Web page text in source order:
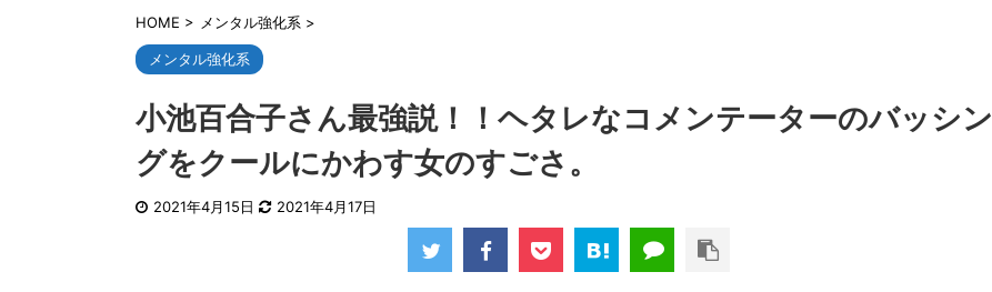
HOME > メンタル強化系 >
メンタル強化系
小池百合子さん最強説！！ヘタレなコメンテーターのバッシン
グをクールにかわす女のすごさ。
2021年4月15日 2021年4月17日